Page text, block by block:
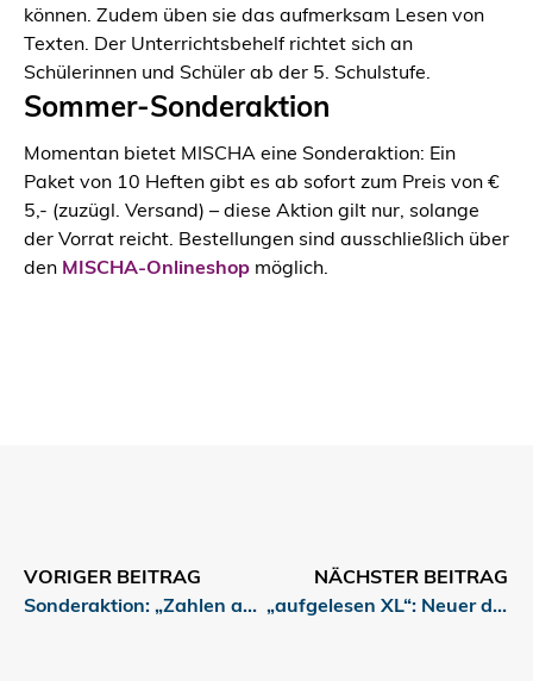
können. Zudem üben sie das aufmerksam Lesen von
Texten. Der Unterrichtsbehelf richtet sich an
Schülerinnen und Schüler ab der 5. Schulstufe.
Sommer-Sonderaktion
Momentan bietet MISCHA eine Sonderaktion: Ein
Paket von 10 Heften gibt es ab sofort zum Preis von €
5,- (zuzügl. Versand) – diese Aktion gilt nur, solange
der Vorrat reicht. Bestellungen sind ausschließlich über
den MISCHA-Onlineshop möglich.
VORIGER BEITRAG
Sonderaktion: „Zahlen auf einen Blick“ im MISCHA-Sommer-Sale
NÄCHSTER BEITRAG
„aufgelesen XL“: Neuer digitaler Behelf zu erneuerbarer Energie